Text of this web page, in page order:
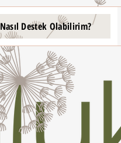
Nasıl Destek Olabilirim?